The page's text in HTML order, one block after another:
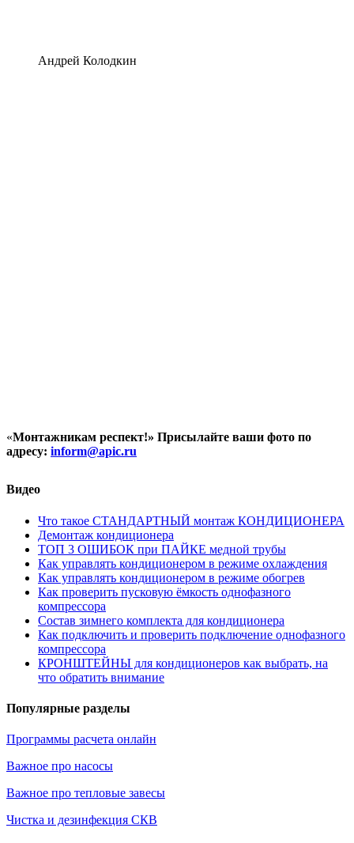
Андрей Колодкин
«Монтажникам респект!» Присылайте ваши фото по
адресу: inform@apic.ru
Видео
Что такое СТАНДАРТНЫЙ монтаж КОНДИЦИОНЕРА
Демонтаж кондиционера
ТОП 3 ОШИБОК при ПАЙКЕ медной трубы
Как управлять кондиционером в режиме охлаждения
Как управлять кондиционером в режиме обогрев
Как проверить пусковую ёмкость однофазного
компрессора
Состав зимнего комплекта для кондиционера
Как подключить и проверить подключение однофазного
компрессора
КРОНШТЕЙНЫ для кондиционеров как выбрать, на
что обратить внимание
Популярные разделы
Программы расчета онлайн
Важное про насосы
Важное про тепловые завесы
Чистка и дезинфекция СКВ